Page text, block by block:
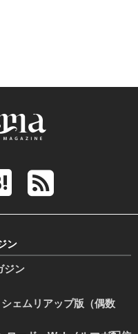
ン
ジン
ェムリアップ版（偶数